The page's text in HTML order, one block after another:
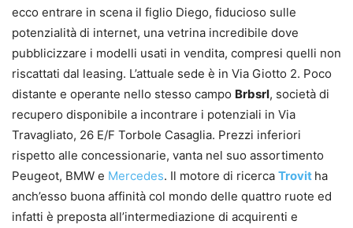
ecco entrare in scena il figlio Diego, fiducioso sulle
potenzialità di internet, una vetrina incredibile dove
pubblicizzare i modelli usati in vendita, compresi quelli non
riscattati dal leasing. L’attuale sede è in Via Giotto 2. Poco
distante e operante nello stesso campo Brbsrl, società di
recupero disponibile a incontrare i potenziali in Via
Travagliato, 26 E/F Torbole Casaglia. Prezzi inferiori
rispetto alle concessionarie, vanta nel suo assortimento
Peugeot, BMW e Mercedes. Il motore di ricerca Trovit ha
anch’esso buona affinità col mondo delle quattro ruote ed
infatti è preposta all’intermediazione di acquirenti e